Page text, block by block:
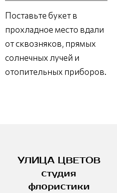
Поставьте букет в
прохладное место вдали
от сквозняков, прямых
солнечных лучей и
отопительных приборов.
УЛИЦА ЦВЕТОВ
студия
флористики